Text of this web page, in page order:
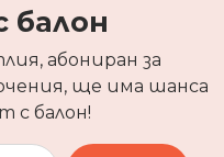
балон
абониран за
ще има шанса
с балон!